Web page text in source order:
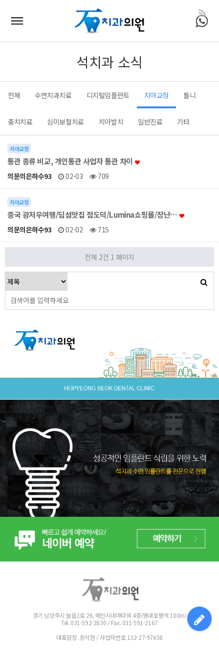
석치과 소식
전체 수면치과치료 디지털임플란트 치아교정 틀니
충치치료 심미보철치료 치아발치 일반진료 기타
치아교정
통관 종류 비교, 개인통관 사업자 통관 차이
의문의은하수93 02-03 709
치아교정
중국 광저우여행/딤섬맛집 점도덕/Lumina쇼핑몰/장난…
의문의은하수93 02-02 715
전체 2건 1 페이지
경기 남양주시 늘을2로 26, 메인시네마타워 4층(평내호평역 100m)
Tel. 031-592-2830 / Fax. 031-591-2167
대표원장. 장석현 / 사업자번호 132-27-97658